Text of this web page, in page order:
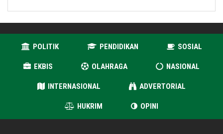
POLITIK PENDIDIKAN SOSIAL
EKBIS OLAHRAGA NASIONAL
INTERNASIONAL ADVERTORIAL
HUKRIM OPINI